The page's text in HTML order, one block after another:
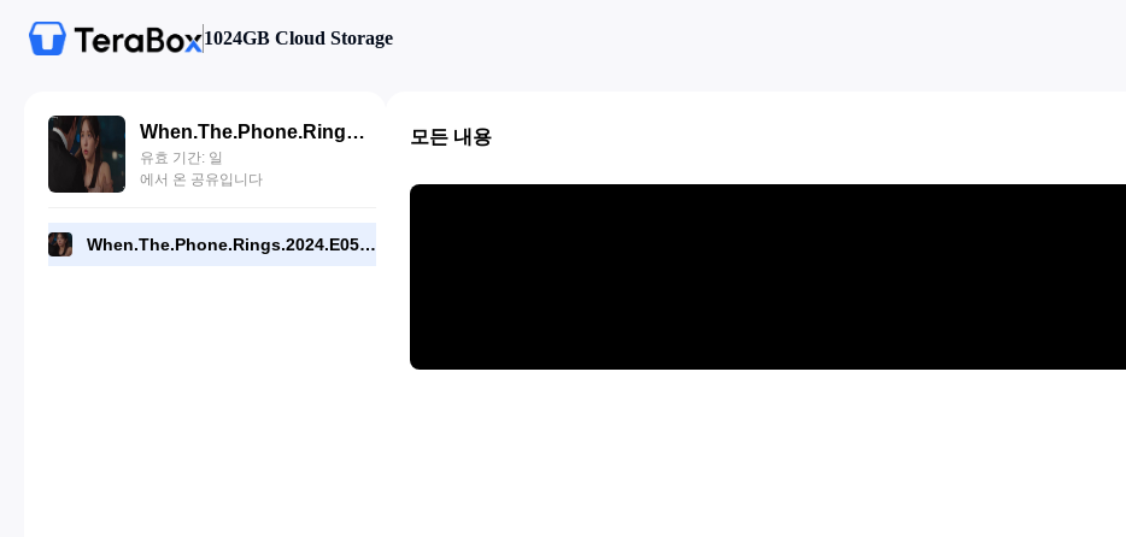
1024GB Cloud Storage
When.The.Phone.Rings.2024.E05.720p.NF.WEB.[RMC].mp4
유효 기간: 일
에서 온 공유입니다
When.The.Phone.Rings.2024.E05.720p.NF.WEB.[RMC].mp4
모든 내용